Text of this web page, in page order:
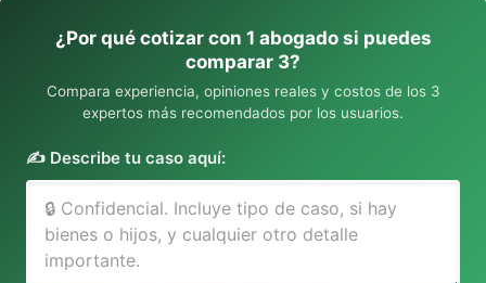
¿Por qué cotizar con 1 abogado si puedes
comparar 3?
Compara experiencia, opiniones reales y costos de los 3
expertos más recomendados por los usuarios.
✍️ Describe tu caso aquí: